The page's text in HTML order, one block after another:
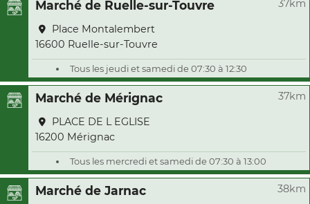
Marché de Ruelle-sur-Touvre 37km
Place Montalembert
16600 Ruelle-sur-Touvre
Tous les jeudi et samedi de 07:30 à 12:30
Marché de Mérignac 37km
PLACE DE L EGLISE
16200 Mérignac
Tous les mercredi et samedi de 07:30 à 13:00
Marché de Jarnac 38km